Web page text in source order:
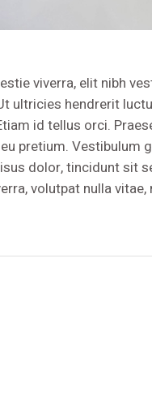
viverra, elit nibh
ultricies hendrerit
id tellus orci.
pretium.
dolor, tincidunt sit
volutpat nulla